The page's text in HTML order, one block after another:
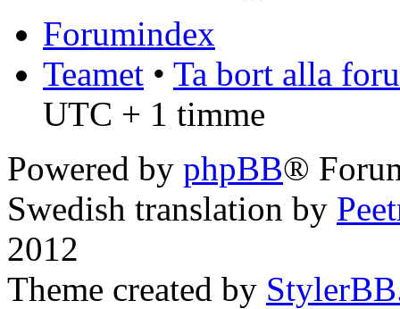
Forumindex
Teamet • Ta bort alla
UTC + 1 timme
Powered by phpBB®
Swedish translation by
2012
Theme created by